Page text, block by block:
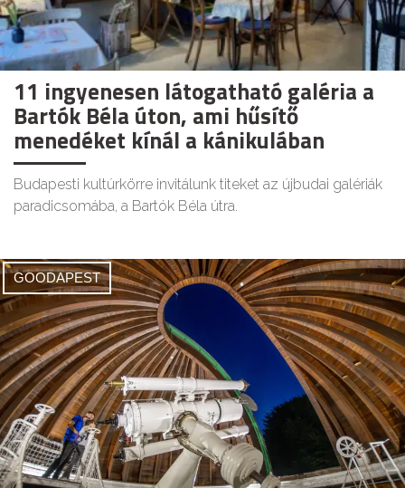
11 ingyenesen látogatható galéria a
Bartók Béla úton, ami hűsítő
menedéket kínál a kánikulában
Budapesti kultúrkörre invitálunk titeket az újbudai galériák
paradicsomába, a Bartók Béla útra.
GOODAPEST